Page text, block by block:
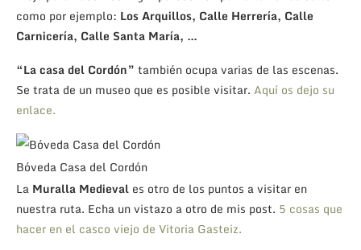
como por ejemplo: Los Arquillos, Calle Herrería, Calle
Carnicería, Calle Santa María, …
“La casa del Cordón” también ocupa varias de las escenas.
Se trata de un museo que es posible visitar. Aquí os dejo su
enlace.
Bóveda Casa del Cordón
La Muralla Medieval es otro de los puntos a visitar en
nuestra ruta. Echa un vistazo a otro de mis post. 5 cosas que
hacer en el casco viejo de Vitoria Gasteiz.